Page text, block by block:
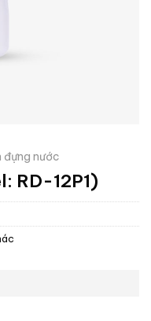
đựng nước
RD-12P1)